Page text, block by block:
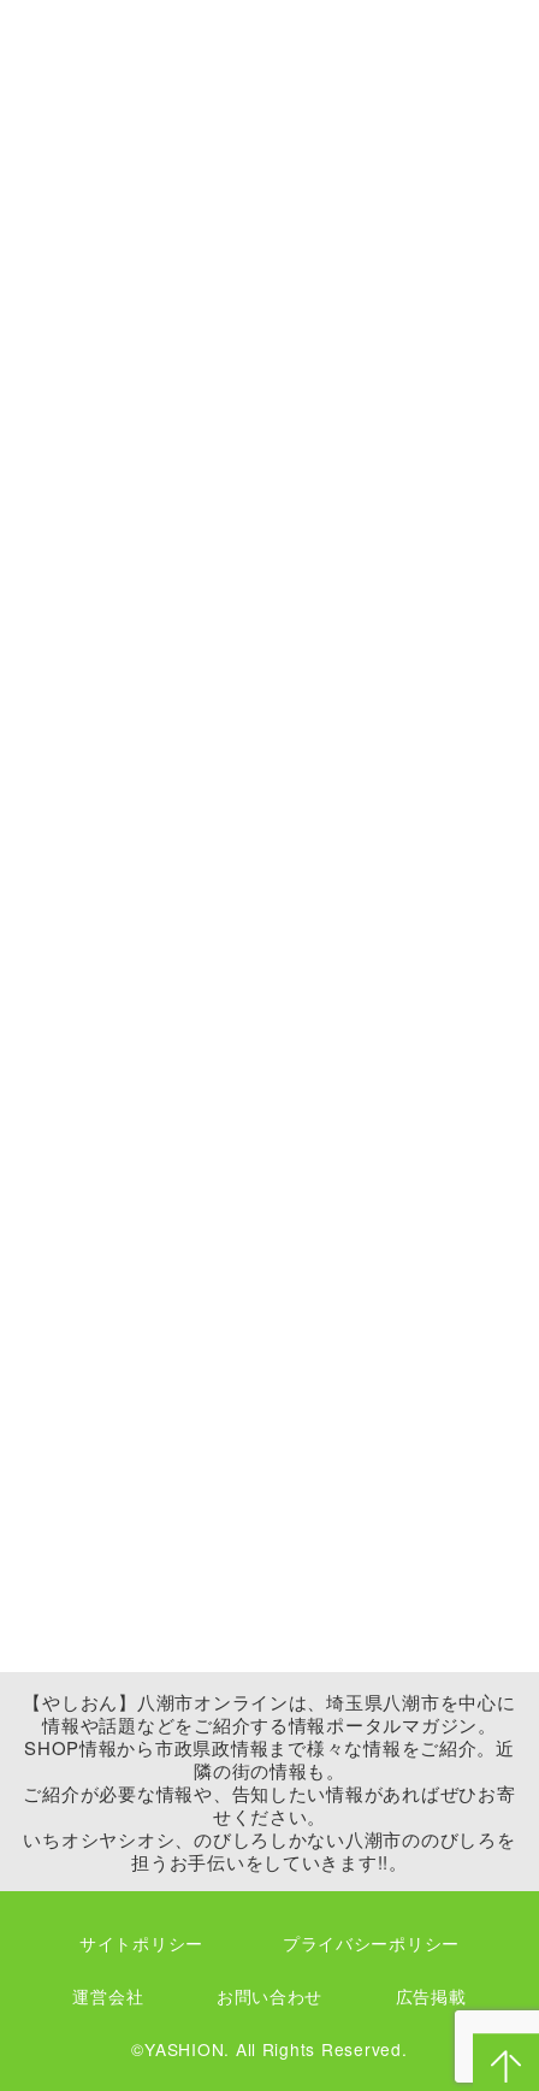
【やしおん】八潮市オンラインは、埼玉県八潮市を中心に
情報や話題などをご紹介する情報ポータルマガジン。
SHOP情報から市政県政情報まで様々な情報をご紹介。近
隣の街の情報も。
ご紹介が必要な情報や、告知したい情報があればぜひお寄
せください。
いちオシヤシオシ、のびしろしかない八潮市ののびしろを
担うお手伝いをしていきます!!。
サイトポリシー プライバシーポリシー
運営会社 お問い合わせ 広告掲載
©YASHION. All Rights Reserved.